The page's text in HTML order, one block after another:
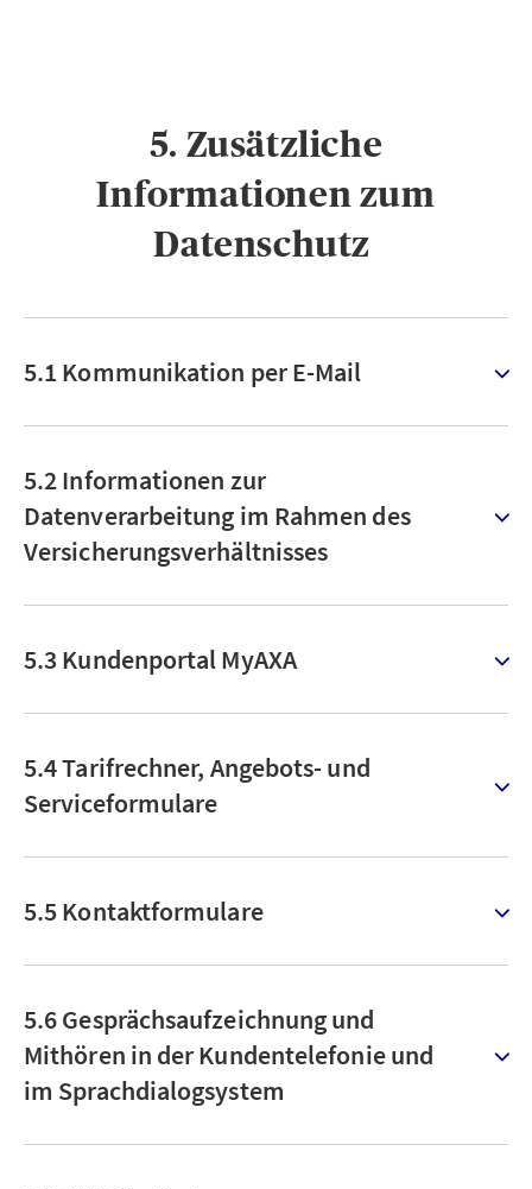
5. Zusätzliche
Informationen zum
Datenschutz ​
5.1 Kommunikation per E-Mail
5.2 Informationen zur
Datenverarbeitung im Rahmen des
Versicherungsverhältnisses
5.3 Kundenportal MyAXA
5.4 Tarifrechner, Angebots- und
Serviceformulare
5.5 Kontaktformulare
5.6 Gesprächsaufzeichnung und
Mithören in der Kundentelefonie und
im Sprachdialogsystem